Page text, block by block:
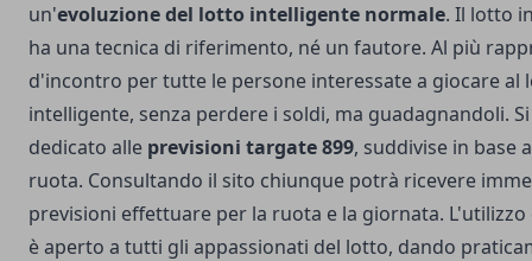
un'evoluzione del lotto intelligente normale. Il lotto
ha una tecnica di riferimento, né un fautore. Al più
d'incontro per tutte le persone interessate a giocare al
intelligente, senza perdere i soldi, ma guadagnandoli.
dedicato alle previsioni targate 899, suddivise in base
ruota. Consultando il sito chiunque potrà ricevere
previsioni effettuare per la ruota e la giornata.
è aperto a tutti gli appassionati del lotto, dando